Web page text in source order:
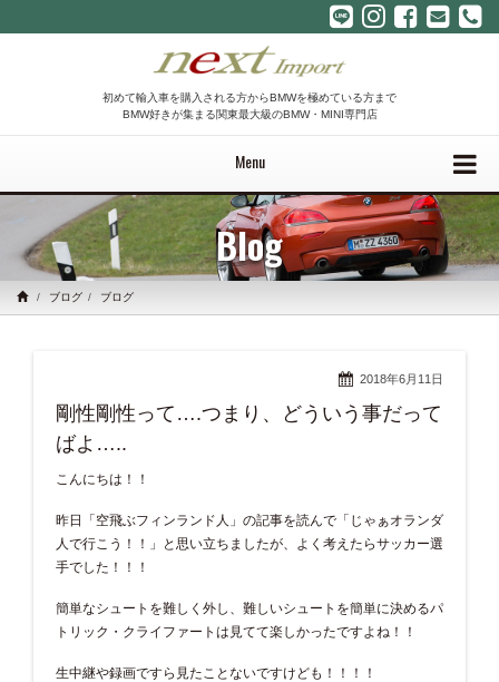
初めて輸入車を購入される方からBMWを極めている方まで
BMW好きが集まる関東最大級のBMW・MINI専門店
Menu
Blog
ブログ ブログ
2018年6月11日
剛性剛性って….つまり、どういう事だって
ばよ…..
こんにちは！！
昨日「空飛ぶフィンランド人」の記事を読んで「じゃぁオランダ
人で行こう！！」と思い立ちましたが、よく考えたらサッカー選
手でした！！！
簡単なシュートを難しく外し、難しいシュートを簡単に決めるパ
トリック・クライファートは見てて楽しかったですよね！！
生中継や録画ですら見たことないですけども！！！！